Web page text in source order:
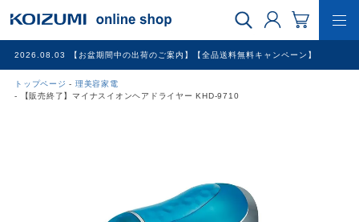
2026.08.03 【お盆期間中の出荷のご案内】【全品送料無料キャンペーン】
トップページ
理美容家電
【販売終了】マイナスイオンヘアドライヤー KHD-9710
WEB限定品